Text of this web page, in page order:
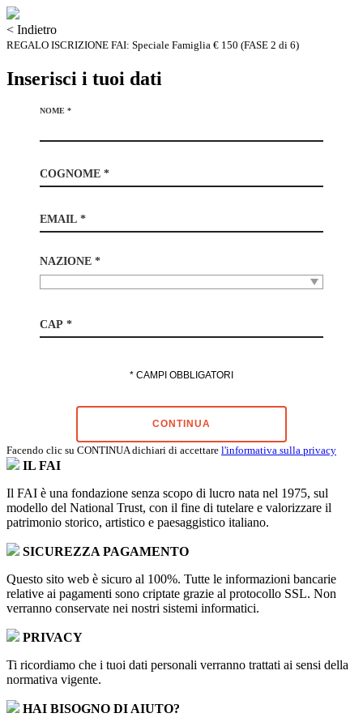
< Indietro
REGALO ISCRIZIONE FAI: Speciale Famiglia € 150 (FASE 2 di 6)
Inserisci i tuoi dati
NOME *
COGNOME *
EMAIL *
NAZIONE *
CAP *
* CAMPI OBBLIGATORI
CONTINUA
Facendo clic su CONTINUA dichiari di accettare l'informativa sulla privacy
IL FAI
Il FAI è una fondazione senza scopo di lucro nata nel 1975, sul
modello del National Trust, con il fine di tutelare e valorizzare il
patrimonio storico, artistico e paesaggistico italiano.
SICUREZZA PAGAMENTO
Questo sito web è sicuro al 100%. Tutte le informazioni bancarie
relative ai pagamenti sono criptate grazie al protocollo SSL. Non
verranno conservate nei nostri sistemi informatici.
PRIVACY
Ti ricordiamo che i tuoi dati personali verranno trattati ai sensi della
normativa vigente.
HAI BISOGNO DI AIUTO?